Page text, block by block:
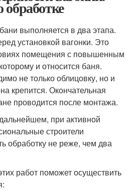
выполняется в два этапа.
установкой вагонки. Это
помещения с повышенным
и относится баня.
не только облицовку, но и
крепится. Окончательная
проводится после монтажа.
при активной
строители
обработку не реже, чем два
работ поможет осуществить